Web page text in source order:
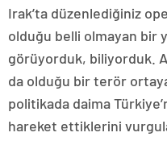
Irak’ta düzenlediğiniz
olduğu belli olmayan bir
görüyorduk, biliyorduk.
da olduğu bir terör ortaya
politikada daima
hareket ettiklerini